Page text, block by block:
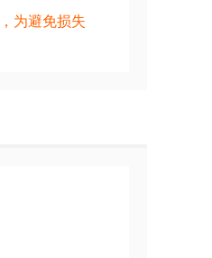
为避免损失